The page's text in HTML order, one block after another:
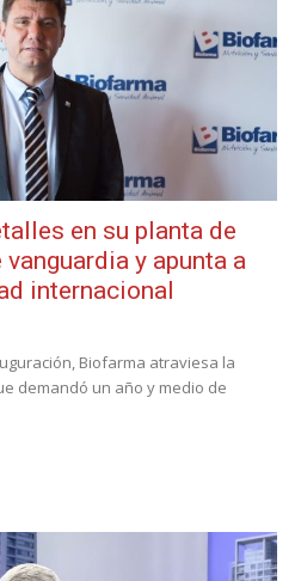
en su planta de
y apunta a
internacional
Biofarma atraviesa la
demandó un año y medio de